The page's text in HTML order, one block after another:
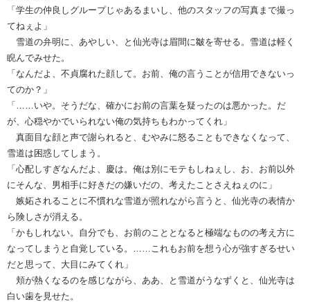
「学生の仲良しグループじゃあるまいし、他のスタッフの写真まで撮っ
てねぇよ」
雪道の弁明に、あやしい、と仙光寺は眉間に皺を寄せる。雪道は軽く
睨んでみせた。
「なんだよ、不貞腐れた顔して。お前、俺の言うことが信用できないっ
てのか？」
「……いや。そうだな、確かにお前の言葉を疑ったのは悪かった。だ
が、心穏やかでいられない俺の気持ちもわかってくれ」
真面目な顔と声で謝られると、むやみに怒ることもできなくなって、
雪道は困惑してしまう。
「心配しすぎなんだよ、慶は。俺は別にモテもしねぇし、お、お前以外
にそんな、男相手に好きだの嫌いだの、考えたことさえねぇのに」
嫉妬されることに不慣れな雪道が照れながら言うと、仙光寺の表情か
ら険しさが消える。
「かもしれない。自分でも、お前のこととなると極端なものの考え方に
なってしまうと自覚している。……これもお前を想う心が強すぎるせい
だと思って、大目にみてくれ」
頬が熱くなるのを感じながら、ああ、と雪道がうなずくと、仙光寺は
白い歯を見せた。